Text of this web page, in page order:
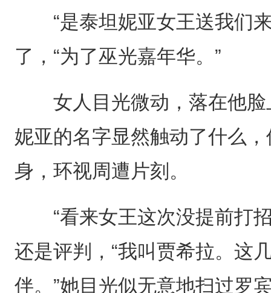
“是泰坦妮亚女王送我们来
了，“为了巫光嘉年华。”
女人目光微动，落在他脸
妮亚的名字显然触动了什么
身，环视周遭片刻。
“看来女王这次没提前打招
还是评判，“我叫贾希拉。这
伴。”她目光似无意地扫过